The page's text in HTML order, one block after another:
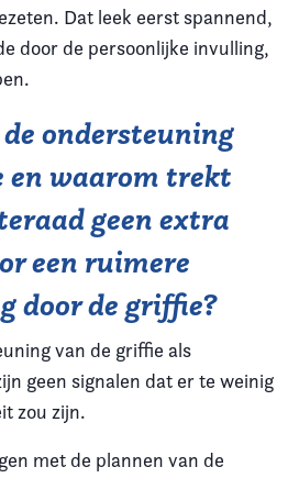
Dat leek eerst spannend,
door de persoonlijke invulling,
ondersteuning
en waarom trekt
geen extra
een ruimere
door de griffie?
van de griffie als
geen signalen dat er te weinig
zou zijn.
met de plannen van de